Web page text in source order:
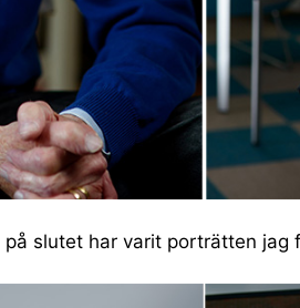
slutet har varit porträtten jag